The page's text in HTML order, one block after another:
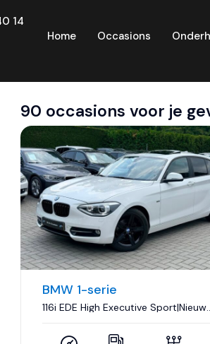
14
Home
Occasions
90 occasions voor je
BMW 1-serie
116i EDE High Executive Sport|Nieuwe
control|Cruise control|Nette staat..